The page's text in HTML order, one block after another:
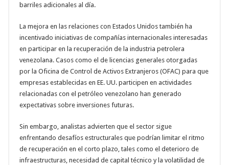
barriles adicionales al día.
La mejora en las relaciones con Estados Unidos también ha
incentivado iniciativas de compañías internacionales interesadas
en participar en la recuperación de la industria petrolera
venezolana. Casos como el de licencias generales otorgadas
por la Oficina de Control de Activos Extranjeros (OFAC) para que
empresas establecidas en EE. UU. participen en actividades
relacionadas con el petróleo venezolano han generado
expectativas sobre inversiones futuras.
Sin embargo, analistas advierten que el sector sigue
enfrentando desafíos estructurales que podrían limitar el ritmo
de recuperación en el corto plazo, tales como el deterioro de
infraestructuras, necesidad de capital técnico y la volatilidad de